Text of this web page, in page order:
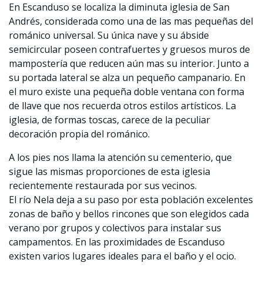
En Escanduso se localiza la diminuta iglesia de San
Andrés, considerada como una de las mas pequeñas del
románico universal. Su única nave y su ábside
semicircular poseen contrafuertes y gruesos muros de
mampostería que reducen aún mas su interior. Junto a
su portada lateral se alza un pequeño campanario. En
el muro existe una pequeña doble ventana con forma
de llave que nos recuerda otros estilos artísticos. La
iglesia, de formas toscas, carece de la peculiar
decoración propia del románico.
A los pies nos llama la atención su cementerio, que
sigue las mismas proporciones de esta iglesia
recientemente restaurada por sus vecinos.
El río Nela deja a su paso por esta población excelentes
zonas de baño y bellos rincones que son elegidos cada
verano por grupos y colectivos para instalar sus
campamentos. En las proximidades de Escanduso
existen varios lugares ideales para el baño y el ocio.